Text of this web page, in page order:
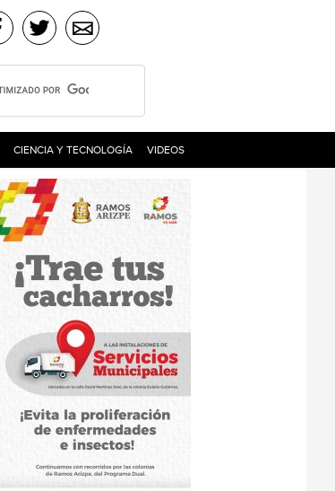
CIENCIA Y TECNOLOGÍA VIDEOS